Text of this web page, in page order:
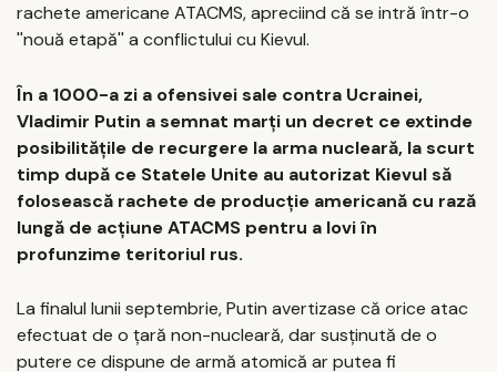
rachete americane ATACMS, apreciind că se intră într-o
''nouă etapă'' a conflictului cu Kievul.
În a 1000-a zi a ofensivei sale contra Ucrainei,
Vladimir Putin a semnat marţi un decret ce extinde
posibilităţile de recurgere la arma nucleară, la scurt
timp după ce Statele Unite au autorizat Kievul să
folosească rachete de producţie americană cu rază
lungă de acţiune ATACMS pentru a lovi în
profunzime teritoriul rus.
La finalul lunii septembrie, Putin avertizase că orice atac
efectuat de o ţară non-nucleară, dar susţinută de o
putere ce dispune de armă atomică ar putea fi